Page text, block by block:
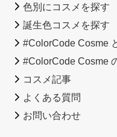
色別にコスメを探す
誕生色コスメを探す
#ColorCode Cosme
#ColorCode Cosme
コスメ記事
よくある質問
お問い合わせ